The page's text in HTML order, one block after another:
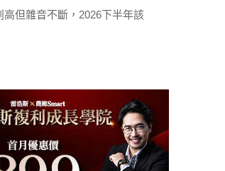
高但雜音不斷，2026下半年該